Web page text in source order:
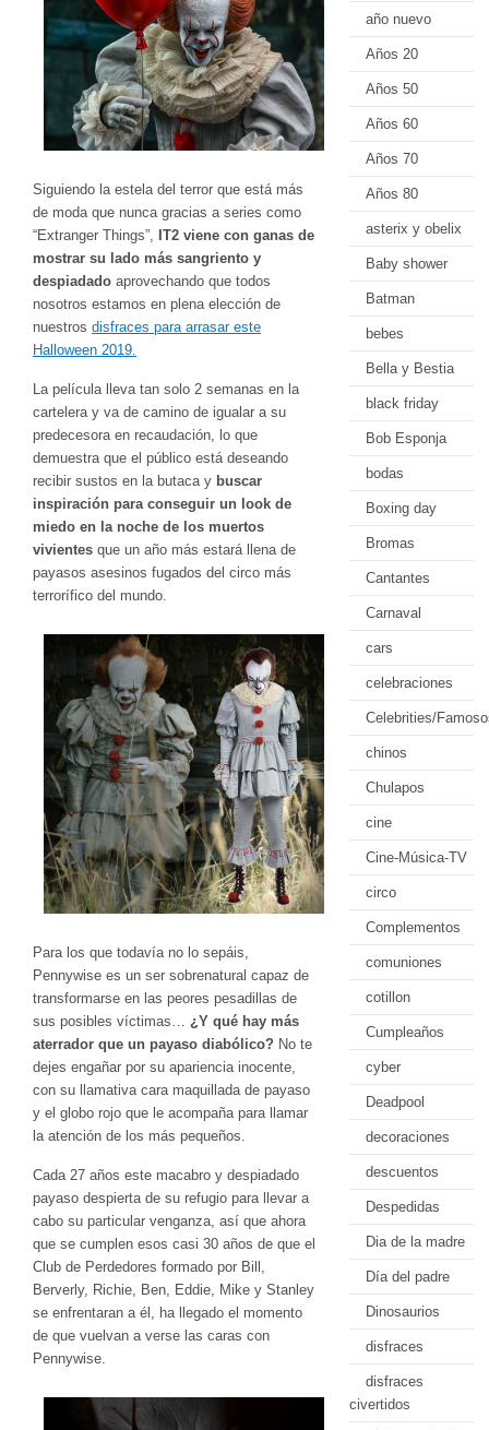
Siguiendo la estela del terror que está más
de moda que nunca gracias a series como
“Extranger Things”,
IT2 viene con ganas de
mostrar su lado más sangriento y
despiadado aprovechando que todos
nosotros estamos en plena elección de
nuestros disfraces para arrasar este
Halloween 2019.
La película lleva tan solo 2 semanas en la
cartelera y va de camino de igualar a su
predecesora en recaudación, lo que
demuestra que el público está deseando
recibir sustos en la butaca y buscar
inspiración para conseguir un look de
miedo en la noche de los muertos
vivientes que un año más estará llena de
payasos asesinos fugados del circo más
terrorífico del mundo.
Para los que todavía no lo sepáis,
Pennywise es un ser sobrenatural capaz de
transformarse en las peores pesadillas de
sus posibles víctimas… ¿Y qué hay más
aterrador que un payaso diabólico? No te
dejes engañar por su apariencia inocente,
con su llamativa cara maquillada de payaso
y el globo rojo que le acompaña para llamar
la atención de los más pequeños.
Cada 27 años este macabro y despiadado
payaso despierta de su refugio para llevar a
cabo su particular venganza, así que ahora
que se cumplen esos casi 30 años de que el
Club de Perdedores formado por Bill,
Berverly, Richie, Ben, Eddie, Mike y Stanley
se enfrentaran a él, ha llegado el momento
de que vuelvan a verse las caras con
Pennywise.
año nuevo
Años 20
Años 50
Años 60
Años 70
Años 80
asterix y obelix
Baby shower
Batman
bebes
Bella y Bestia
black friday
Bob Esponja
bodas
Boxing day
Bromas
Cantantes
Carnaval
cars
celebraciones
Celebrities/
chinos
Chulapos
cine
Cine-Música-TV
circo
Complementos
comuniones
cotillon
Cumpleaños
cyber
Deadpool
decoraciones
descuentos
Despedidas
Dia de la madre
Día del padre
Dinosaurios
disfraces
disfraces
civertidos